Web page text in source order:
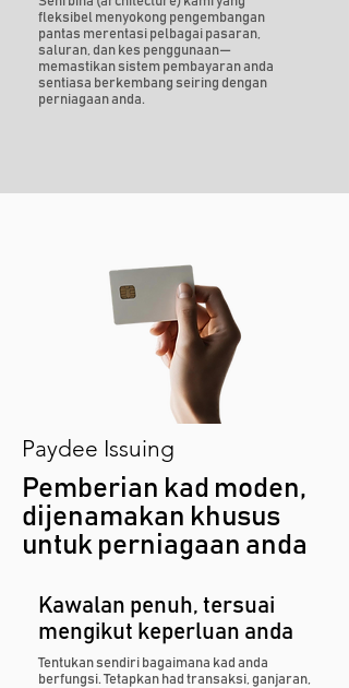
fleksibel menyokong pengembangan
pantas merentasi pelbagai pasaran,
saluran, dan kes penggunaan—
memastikan sistem pembayaran anda
sentiasa berkembang seiring dengan
perniagaan anda.
Paydee Issuing
Pemberian kad moden,
dijenamakan khusus
untuk perniagaan anda
Kawalan penuh, tersuai
mengikut keperluan anda
Tentukan sendiri bagaimana kad anda
berfungsi. Tetapkan had transaksi, ganjaran,